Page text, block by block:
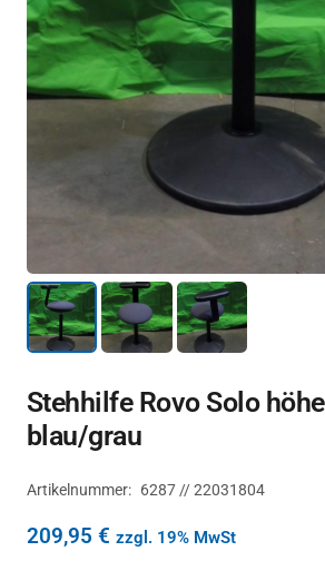
Stehhilfe Rovo Solo
blau/grau
Artikelnummer: 6287 // 22031804
209,95 € zzgl. 19% MwSt